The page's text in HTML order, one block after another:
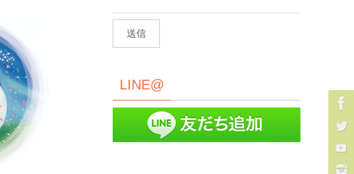
LINE@